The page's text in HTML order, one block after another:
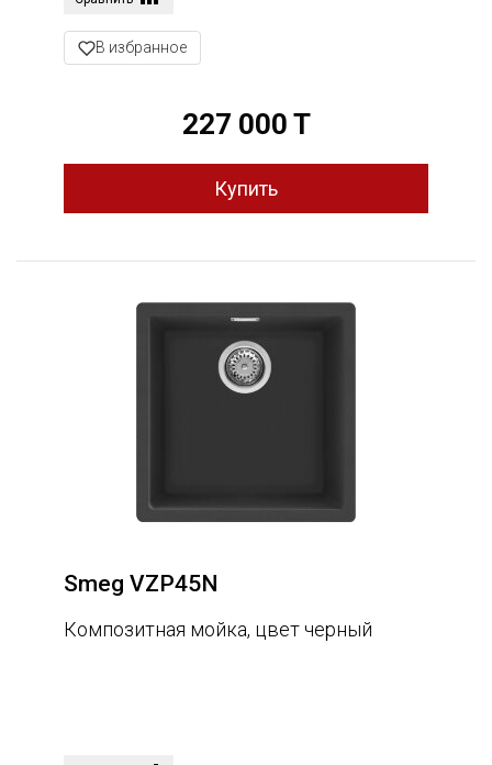
В избранное
227 000 T
Smeg VZP45N
Композитная мойка, цвет черный